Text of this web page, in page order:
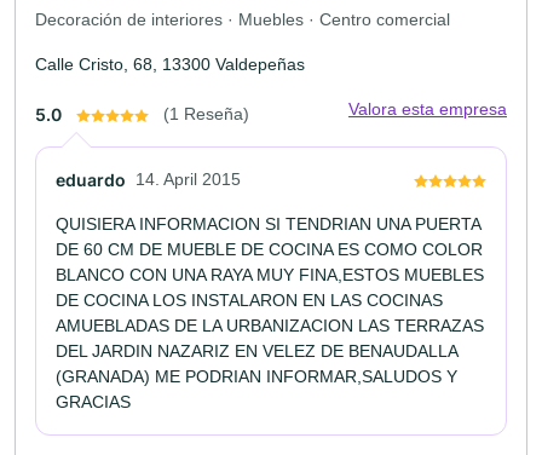
Decoración de interiores · Muebles · Centro comercial
Calle Cristo, 68, 13300 Valdepeñas
5.0 (1 Reseña) Valora esta empresa
eduardo 14. April 2015
QUISIERA INFORMACION SI TENDRIAN UNA PUERTA
DE 60 CM DE MUEBLE DE COCINA ES COMO COLOR
BLANCO CON UNA RAYA MUY FINA,ESTOS MUEBLES
DE COCINA LOS INSTALARON EN LAS COCINAS
AMUEBLADAS DE LA URBANIZACION LAS TERRAZAS
DEL JARDIN NAZARIZ EN VELEZ DE BENAUDALLA
(GRANADA) ME PODRIAN INFORMAR,SALUDOS Y
GRACIAS